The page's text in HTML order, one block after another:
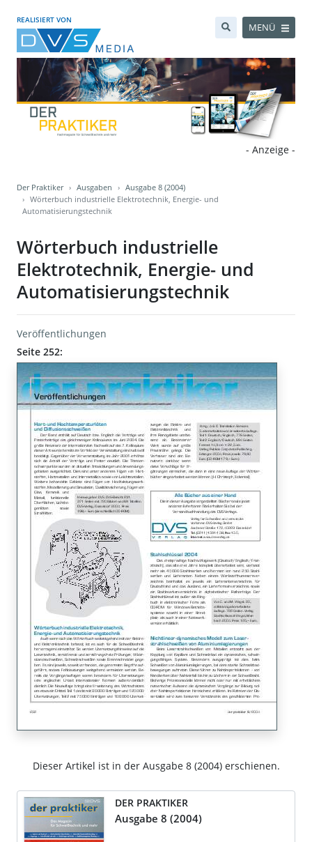
REALISIERT VON
MENÜ
- Anzeige -
Der Praktiker Ausgaben
Ausgabe 8 (2004)
Wörterbuch industrielle Elektrotechnik, Energie- und
Automatisierungstechnik
Wörterbuch industrielle
Elektrotechnik, Energie- und
Automatisierungstechnik
Veröffentlichungen
Seite 252:
Dieser Artikel ist in der Ausgabe 8 (2004) erschienen.
DER PRAKTIKER
Ausgabe 8 (2004)